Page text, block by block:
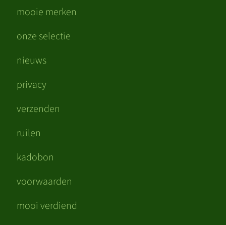
mooie merken
onze selectie
nieuws
privacy
verzenden
ruilen
kadobon
voorwaarden
mooi verdiend